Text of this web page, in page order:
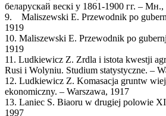
беларускай вескі у 1861-1900 гг. – Мн.,
9. Maliszewski E. Przewodnik po
1919
10. Maliszewski E. Przewodnik po
1919
11. Ludkiewicz Z. Zrdla i istota kwestji
Rusi i Wolyniu. Studium statystyczne. –
12. Ludkiewicz Z. Komasacja gruntw
ekonomiczny. – Warszawa, 1917
13. Laniec S. Biaoru w drugiej polowie
1997